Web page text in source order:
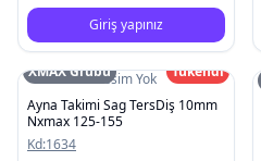
Giriş yapınız
Resim Yok
XMAX Grubu
Tükendi
Ayna Takimi Sag TersDiş 10mm
Nxmax 125-155
Kd:1634